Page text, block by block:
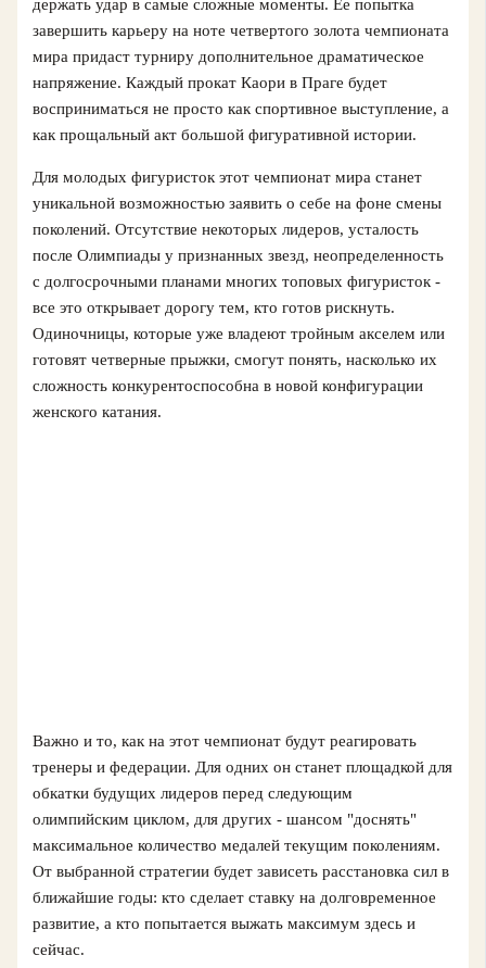
держать удар в самые сложные моменты. Ее попытка
завершить карьеру на ноте четвертого золота чемпионата
мира придаст турниру дополнительное драматическое
напряжение. Каждый прокат Каори в Праге будет
восприниматься не просто как спортивное выступление, а
как прощальный акт большой фигуративной истории.
Для молодых фигуристок этот чемпионат мира станет
уникальной возможностью заявить о себе на фоне смены
поколений. Отсутствие некоторых лидеров, усталость
после Олимпиады у признанных звезд, неопределенность
с долгосрочными планами многих топовых фигуристок -
все это открывает дорогу тем, кто готов рискнуть.
Одиночницы, которые уже владеют тройным акселем или
готовят четверные прыжки, смогут понять, насколько их
сложность конкурентоспособна в новой конфигурации
женского катания.
Важно и то, как на этот чемпионат будут реагировать
тренеры и федерации. Для одних он станет площадкой для
обкатки будущих лидеров перед следующим
олимпийским циклом, для других - шансом "доснять"
максимальное количество медалей текущим поколениям.
От выбранной стратегии будет зависеть расстановка сил в
ближайшие годы: кто сделает ставку на долговременное
развитие, а кто попытается выжать максимум здесь и
сейчас.